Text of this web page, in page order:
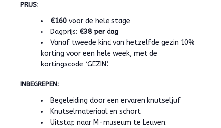
PRIJS:
€160 voor de hele stage
Dagprijs: €38 per dag
Vanaf tweede kind van hetzelfde gezin 10%
korting voor een hele week, met de
kortingscode ‘GEZIN’.
INBEGREPEN:
Begeleiding door een ervaren knutseljuf
Knutselmateriaal en schort
Uitstap naar M-museum te Leuven.